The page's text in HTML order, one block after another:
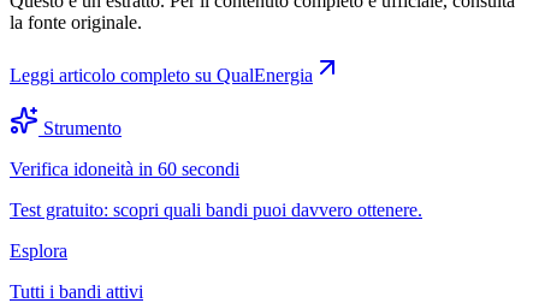
la fonte originale.
Leggi articolo completo su QualEnergia
Strumento
Verifica idoneità in 60 secondi
Test gratuito: scopri quali bandi puoi davvero ottenere.
Esplora
Tutti i bandi attivi